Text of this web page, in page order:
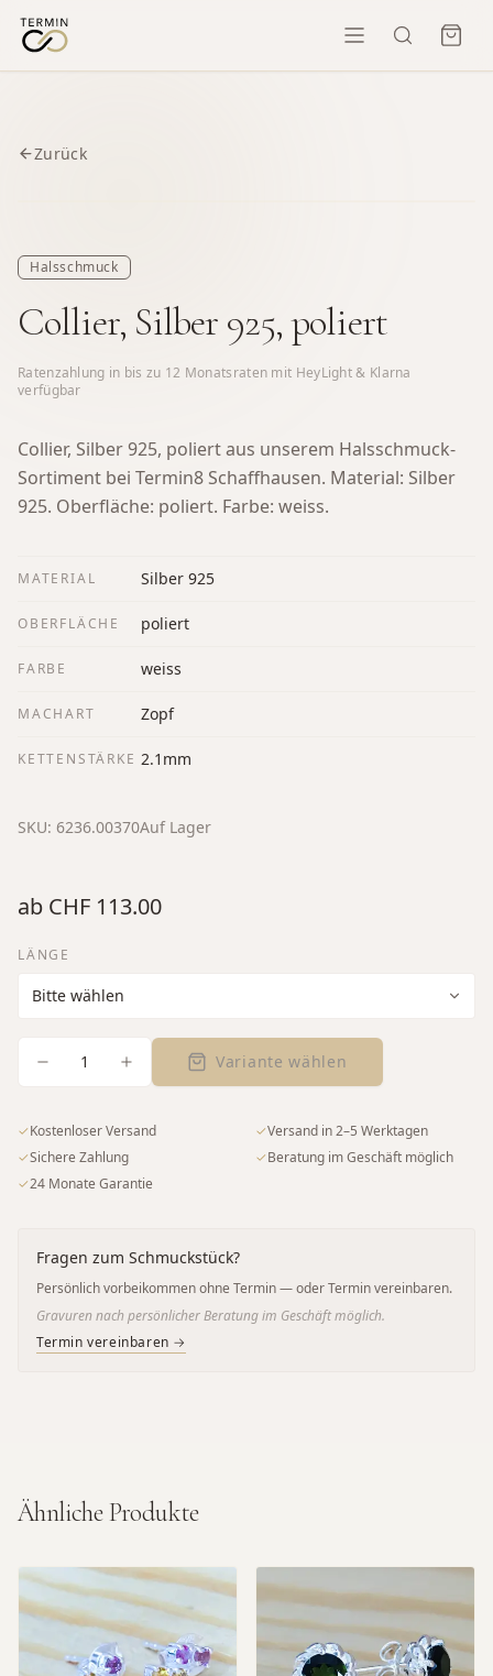
Zurück
Halsschmuck
Collier, Silber 925, poliert
Ratenzahlung in bis zu 12 Monatsraten mit HeyLight & Klarna
verfügbar
Collier, Silber 925, poliert aus unserem Halsschmuck-
Sortiment bei Termin8 Schaffhausen. Material: Silber
925. Oberfläche: poliert. Farbe: weiss.
MATERIAL Silber 925
OBERFLÄCHE poliert
FARBE weiss
MACHART Zopf
KETTENSTÄRKE 2.1mm
SKU: 6236.00370Auf Lager
ab CHF 113.00
LÄNGE
1 Variante wählen
✓Kostenloser Versand ✓Versand in 2–5 Werktagen
✓Sichere Zahlung ✓Beratung im Geschäft möglich
✓24 Monate Garantie
Fragen zum Schmuckstück?
Persönlich vorbeikommen ohne Termin — oder Termin vereinbaren.
Gravuren nach persönlicher Beratung im Geschäft möglich.
Termin vereinbaren →
Ähnliche Produkte